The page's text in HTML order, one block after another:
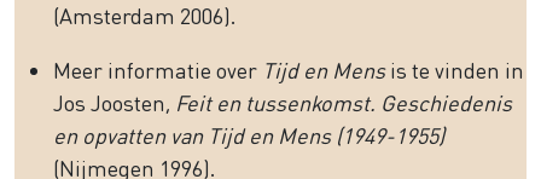
(Amsterdam 2006).
Meer informatie over Tijd en Mensis te vinden in
Jos Joosten, Feit en tussenkomst. Geschiedenis
en opvatten van Tijd en Mens (1949-1955)
(Nijmegen 1996).